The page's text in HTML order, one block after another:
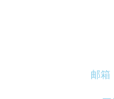
邮箱